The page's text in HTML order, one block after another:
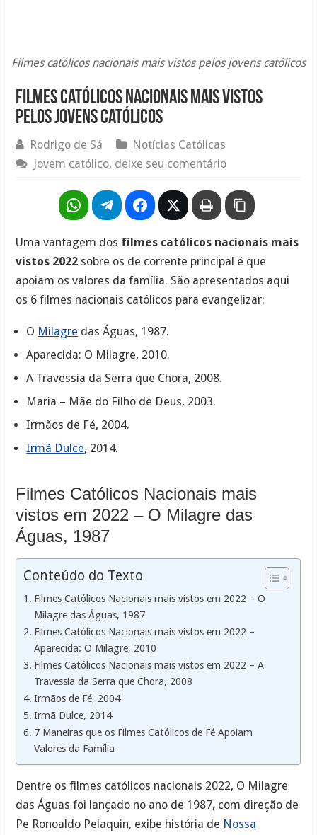
Filmes católicos nacionais mais vistos pelos jovens católicos
Filmes católicos nacionais mais vistos
pelos jovens católicos
Rodrigo de Sá
Notícias Católicas
Jovem católico, deixe seu comentário
Uma vantagem dos filmes católicos nacionais mais
vistos 2022 sobre os de corrente principal é que
apoiam os valores da família. São apresentados aqui
os 6 filmes nacionais católicos para evangelizar:
O Milagre das Águas, 1987.
Aparecida: O Milagre, 2010.
A Travessia da Serra que Chora, 2008.
Maria – Mãe do Filho de Deus, 2003.
Irmãos de Fé, 2004.
Irmã Dulce, 2014.
Filmes Católicos Nacionais mais
vistos em 2022 – O Milagre das
Águas, 1987
Conteúdo do Texto
Filmes Católicos Nacionais mais vistos em 2022 – O
Milagre das Águas, 1987
Filmes Católicos Nacionais mais vistos em 2022 –
Aparecida: O Milagre, 2010
Filmes Católicos Nacionais mais vistos em 2022 – A
Travessia da Serra que Chora, 2008
Irmãos de Fé, 2004
Irmã Dulce, 2014
7 Maneiras que os Filmes Católicos de Fé Apoiam
Valores da Família
Dentre os filmes católicos nacionais 2022, O Milagre
das Águas foi lançado no ano de 1987, com direção de
Pe Ronoaldo Pelaquin, exibe história de Nossa